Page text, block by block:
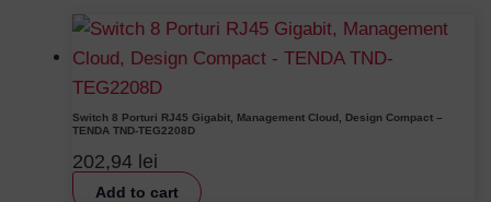
Switch 8 Porturi RJ45 Gigabit, Management Cloud, Design Compact –
TENDA TND-TEG2208D
202,94 lei
Add to cart